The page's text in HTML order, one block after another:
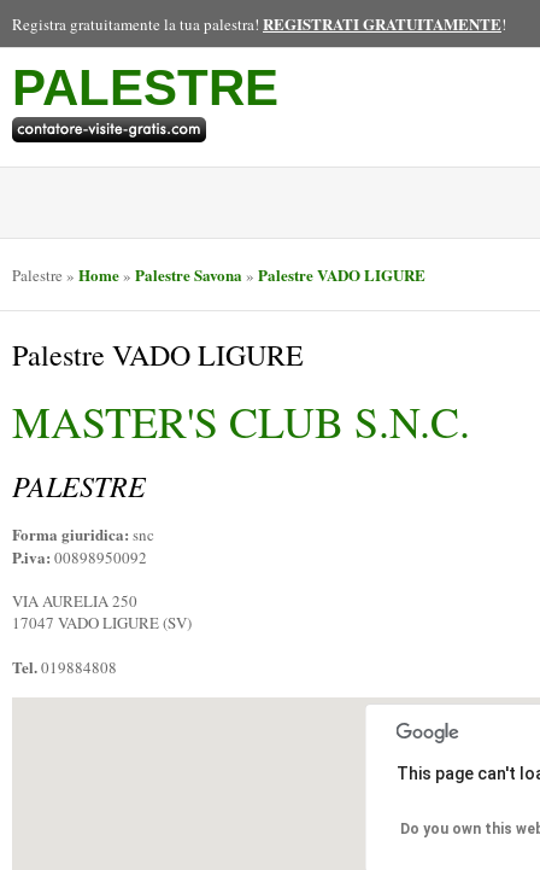
Registra gratuitamente la tua palestra! REGISTRATI GRATUITAMENTE!
PALESTRE
Palestre » Home» Palestre Savona» Palestre VADO LIGURE
Palestre VADO LIGURE
MASTER'S CLUB S.N.C.
PALESTRE
Forma giuridica: snc
P.iva: 00898950092
VIA AURELIA 250
17047 VADO LIGURE (SV)
Tel.019884808
This page can't
Do you own this